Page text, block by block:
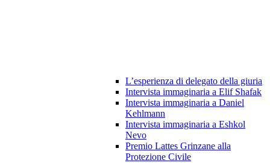
L’esperienza di delegato della giuria
Intervista immaginaria a Elif Shafak
Intervista immaginaria a Daniel
Kehlmann
Intervista immaginaria a Eshkol
Nevo
Premio Lattes Grinzane alla
Protezione Civile